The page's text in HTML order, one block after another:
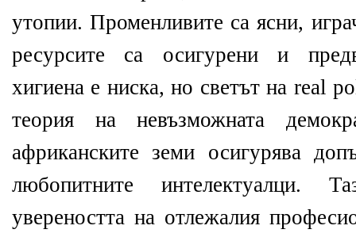
утопии. Променливите са ясни,
ресурсите са осигурени и
хигиена е ниска, но светът на real
теория на невъзможната
африканските земи осигурява
любопитните интелектуалци.
увереността на отлежалия